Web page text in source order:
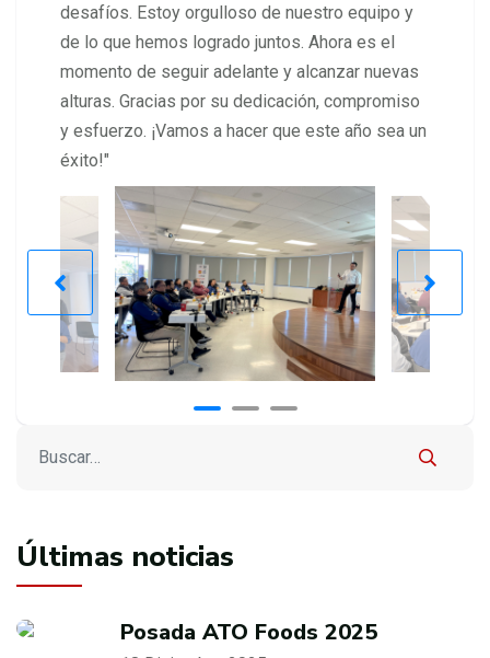
desafíos. Estoy orgulloso de nuestro equipo y
de lo que hemos logrado juntos. Ahora es el
momento de seguir adelante y alcanzar nuevas
alturas. Gracias por su dedicación, compromiso
y esfuerzo. ¡Vamos a hacer que este año sea un
éxito!"
Últimas noticias
Posada ATO Foods 2025